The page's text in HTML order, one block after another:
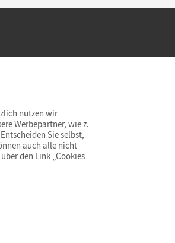
innerhalb Deutschlands
nutzen wir
Werbepartner, wie z.
Sie selbst,
auch alle nicht
den Link „Cookies